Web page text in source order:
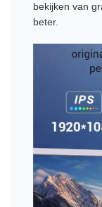
bekijken van
beter.